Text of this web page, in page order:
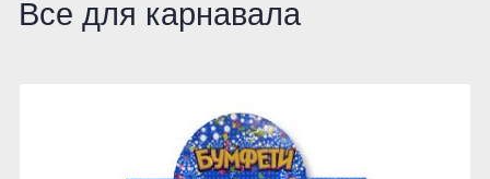
Все для карнавала